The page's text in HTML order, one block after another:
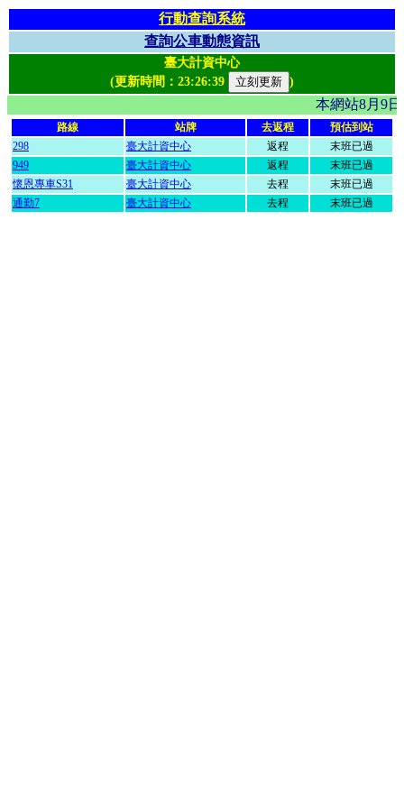
行動查詢系統
查詢公車動態資訊
臺大計資中心
(更新時間： 23:26:39 )
本網站8月9
路線 站牌 去返程
預估到站
298
臺大計資中心 返程
末班已過
949
臺大計資中心 返程
末班已過
懷恩專車S31
臺大計資中心 去程
末班已過
通勤7
臺大計資中心 去程 末班已過